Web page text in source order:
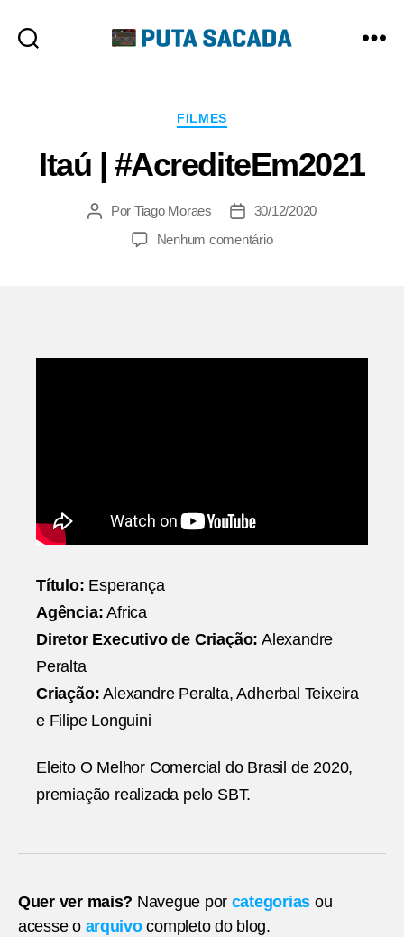
Categorias
FILMES
Itaú | #AcrediteEm2021
Autor
Por Tiago Moraes
Data30/12/2020
Nenhum comentárioem
Título: Esperança
Agência: Africa
Diretor Executivo de Criação: Alexandre
Peralta
Criação: Alexandre Peralta, Adherbal Teixeira
e Filipe Longuini
Eleito O Melhor Comercial do Brasil de 2020,
premiação realizada pelo SBT.
Quer ver mais? Navegue por categorias ou
acesse o arquivocompleto do blog.